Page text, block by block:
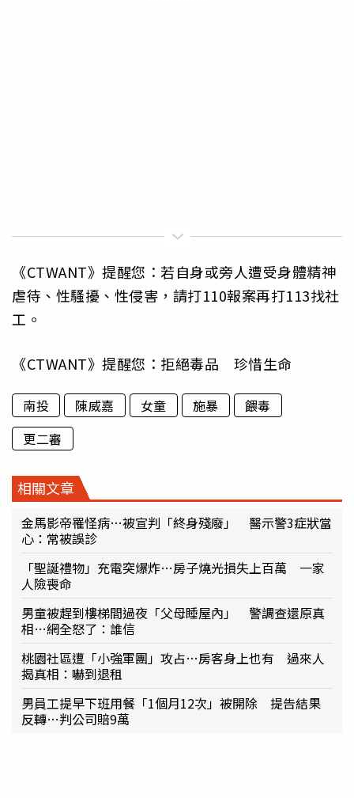
《CTWANT》提醒您：若自身或旁人遭受身體精神
虐待、性騷擾、性侵害，請打110報案再打113找社
工。
《CTWANT》提醒您：拒絕毒品 珍惜生命
南投 陳威嘉 女童 施暴
餵毒
更二審
相關文章
金馬影帝罹怪病…被宣判「終身殘廢」 醫示警3症狀當
心：常被誤診
「聖誕禮物」充電突爆炸…房子燒光損失上百萬 一家
人險喪命
男童被趕到樓梯間過夜「父母睡屋內」 警調查還原真
相…網全怒了：誰信
桃園社區遭「小強軍團」攻占…房客身上也有 過來人
揭真相：嚇到退租
男員工提早下班用餐「1個月12次」被開除 提告結果
反轉…判公司賠9萬